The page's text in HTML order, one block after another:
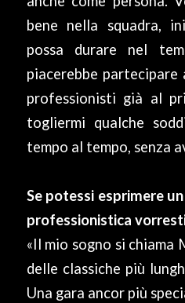
bene nella squadra,
possa durare nel
piacerebbe partecipare
professionisti già al
togliermi qualche
tempo al tempo, senza
Se potessi esprimere
professionistica
«Il mio sogno si chiama
delle classiche più
Una gara ancor più